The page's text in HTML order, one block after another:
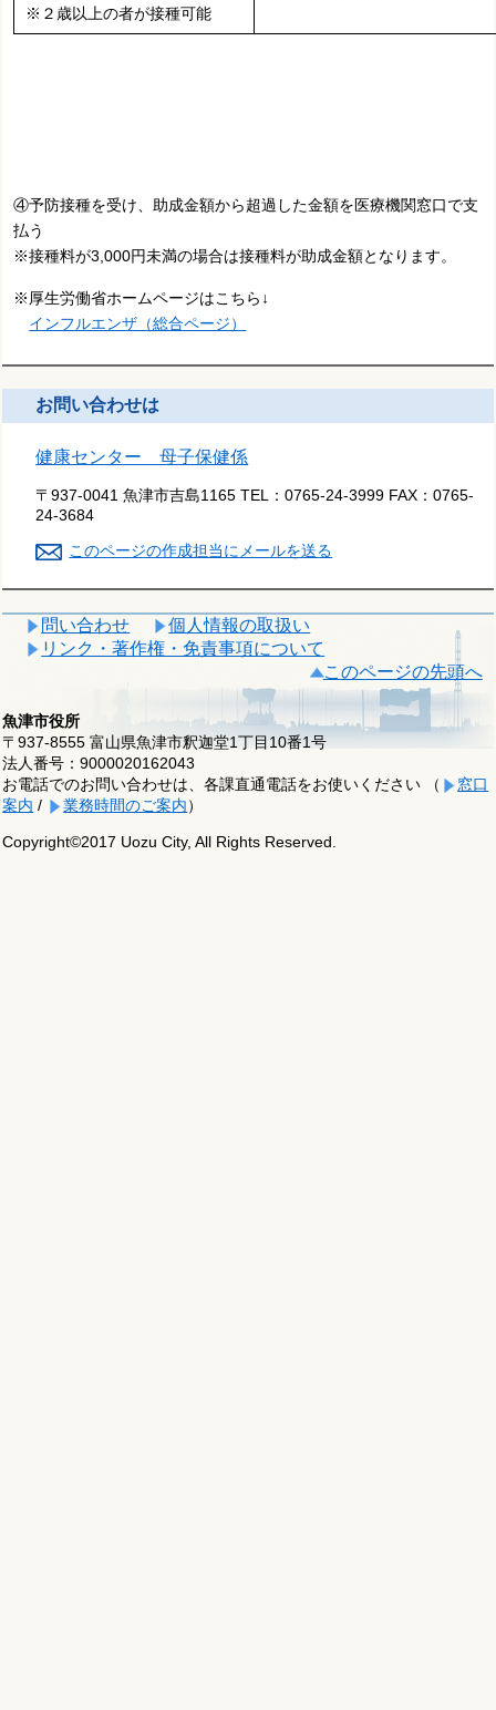
※２歳以上の者が接種可能
④予防接種を受け、助成金額から超過した金額を医療機関窓口で支
払う
※接種料が3,000円未満の場合は接種料が助成金額となります。
※厚生労働省ホームページはこちら↓
インフルエンザ（総合ページ）
お問い合わせは
健康センター 母子保健係
〒937-0041 魚津市吉島1165 TEL：0765-24-3999 FAX：0765-
24-3684
このページの作成担当にメールを送る
問い合わせ
個人情報の取扱い
リンク・著作権・免責事項について
このページの先頭へ
魚津市役所
〒937-8555 富山県魚津市釈迦堂1丁目10番1号
法人番号：9000020162043
お電話でのお問い合わせは、各課直通電話をお使いください （
窓口
案内 / 業務時間のご案内）
Copyright©2017 Uozu City, All Rights Reserved.